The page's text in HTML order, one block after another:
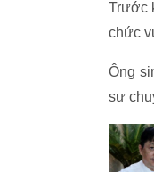
Trước
chức
Ông
sư